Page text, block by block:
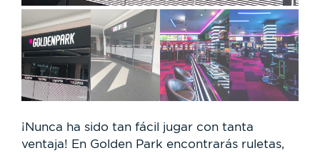
¡Nunca ha sido tan fácil jugar con tanta
ventaja! En Golden Park encontrarás ruletas,